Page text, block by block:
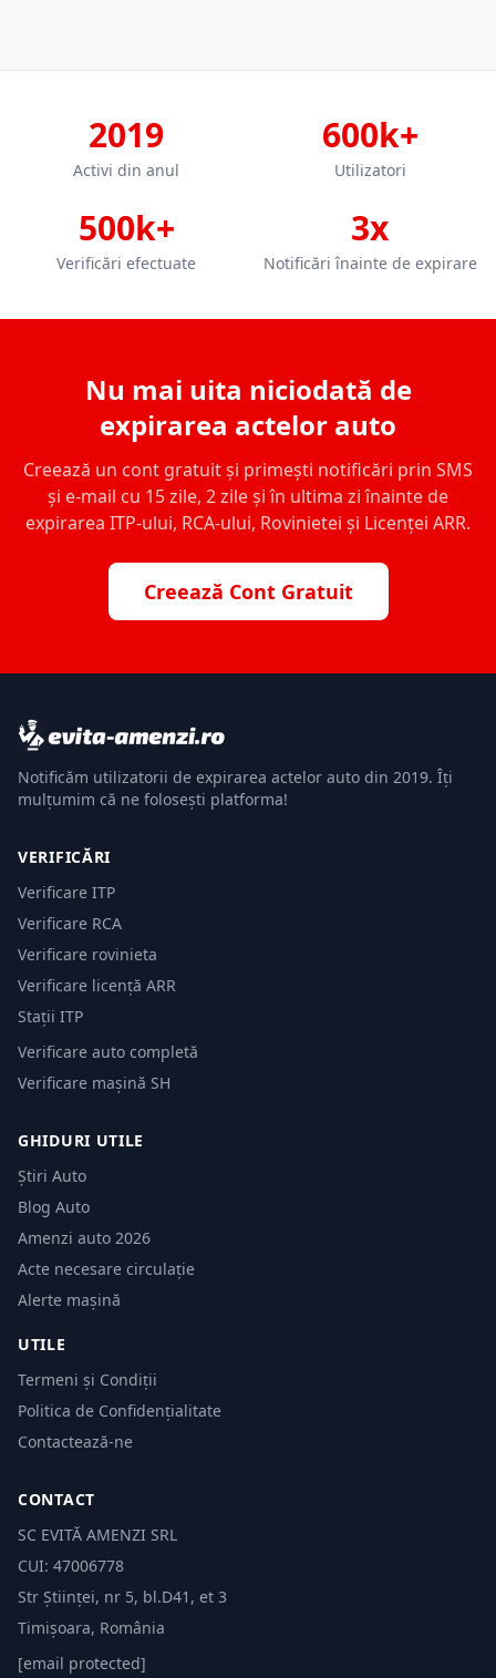
2019
Activi din anul
600k+
Utilizatori
500k+
Verificări efectuate
3x
Notificări înainte de expirare
Nu mai uita niciodată de
expirarea actelor auto
Creează un cont gratuit și primești notificări prin SMS
și e-mail cu 15 zile, 2 zile și în ultima zi înainte de
expirarea ITP-ului, RCA-ului, Rovinietei și Licenței ARR.
Creează Cont Gratuit
Notificăm utilizatorii de expirarea actelor auto din 2019. Îți
mulțumim că ne folosești platforma!
VERIFICĂRI
Verificare ITP
Verificare RCA
Verificare rovinieta
Verificare licență ARR
Stații ITP
Verificare auto completă
Verificare mașină SH
GHIDURI UTILE
Știri Auto
Blog Auto
Amenzi auto 2026
Acte necesare circulație
Alerte mașină
UTILE
Termeni și Condiții
Politica de Confidențialitate
Contactează-ne
CONTACT
SC EVITĂ AMENZI SRL
CUI: 47006778
Str Științei, nr 5, bl.D41, et 3
Timișoara, România
[email protected]